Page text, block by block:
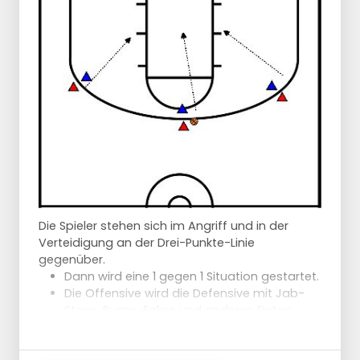
Ausboxen erfolgt.
Die Spieler stehen sich im Angriff und in der
Verteidigung an der Drei-Punkte-Linie
gegenüber.
Dann wird eine 1 gegen 1 Situation gestartet.
Die Offensive wird die Defensive mit Jab-